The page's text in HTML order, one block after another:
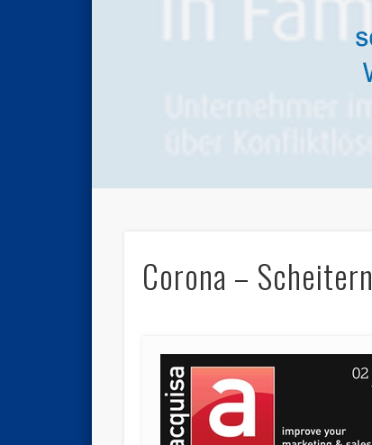
Corona – Scheitern